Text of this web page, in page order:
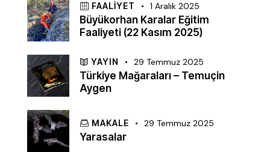
FAALIYET 1 Aralık 2025
Büyükorhan Karalar Eğitim
Faaliyeti (22 Kasım 2025)
YAYIN 29 Temmuz 2025
Türkiye Mağaraları – Temuçin
Aygen
MAKALE 29 Temmuz 2025
Yarasalar